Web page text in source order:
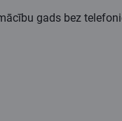
gads bez